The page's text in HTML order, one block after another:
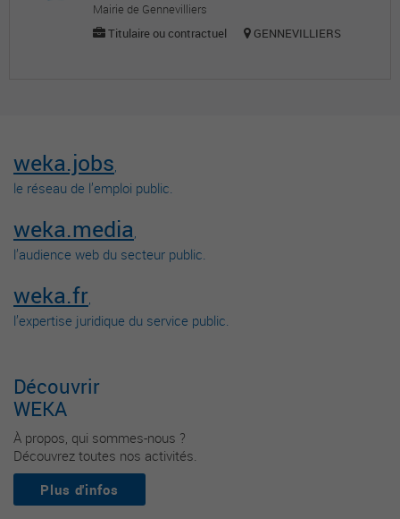
Mairie de Gennevilliers
Titulaire ou contractuel
GENNEVILLIERS
weka.jobs,
le réseau de l’emploi public.
weka.media,
l’audience web du secteur public.
weka.fr,
l’expertise juridique du service public.
Découvrir
WEKA
À propos, qui sommes-nous ?
Découvrez toutes nos activités.
Plus d'infos